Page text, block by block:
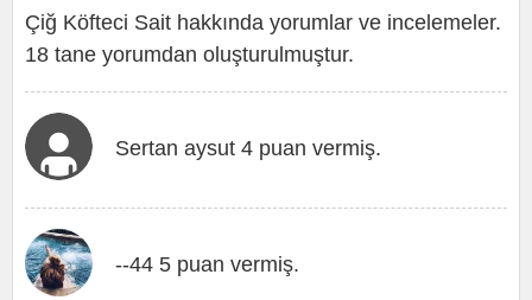
Çiğ Köfteci Sait hakkında yorumlar ve incelemeler.
18 tane yorumdan oluşturulmuştur.
Sertan aysut 4 puan vermiş.
--44 5 puan vermiş.